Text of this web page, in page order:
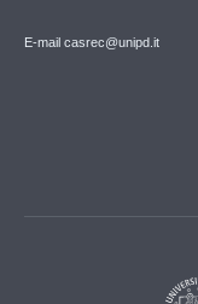
E-mail casrec@unipd.it